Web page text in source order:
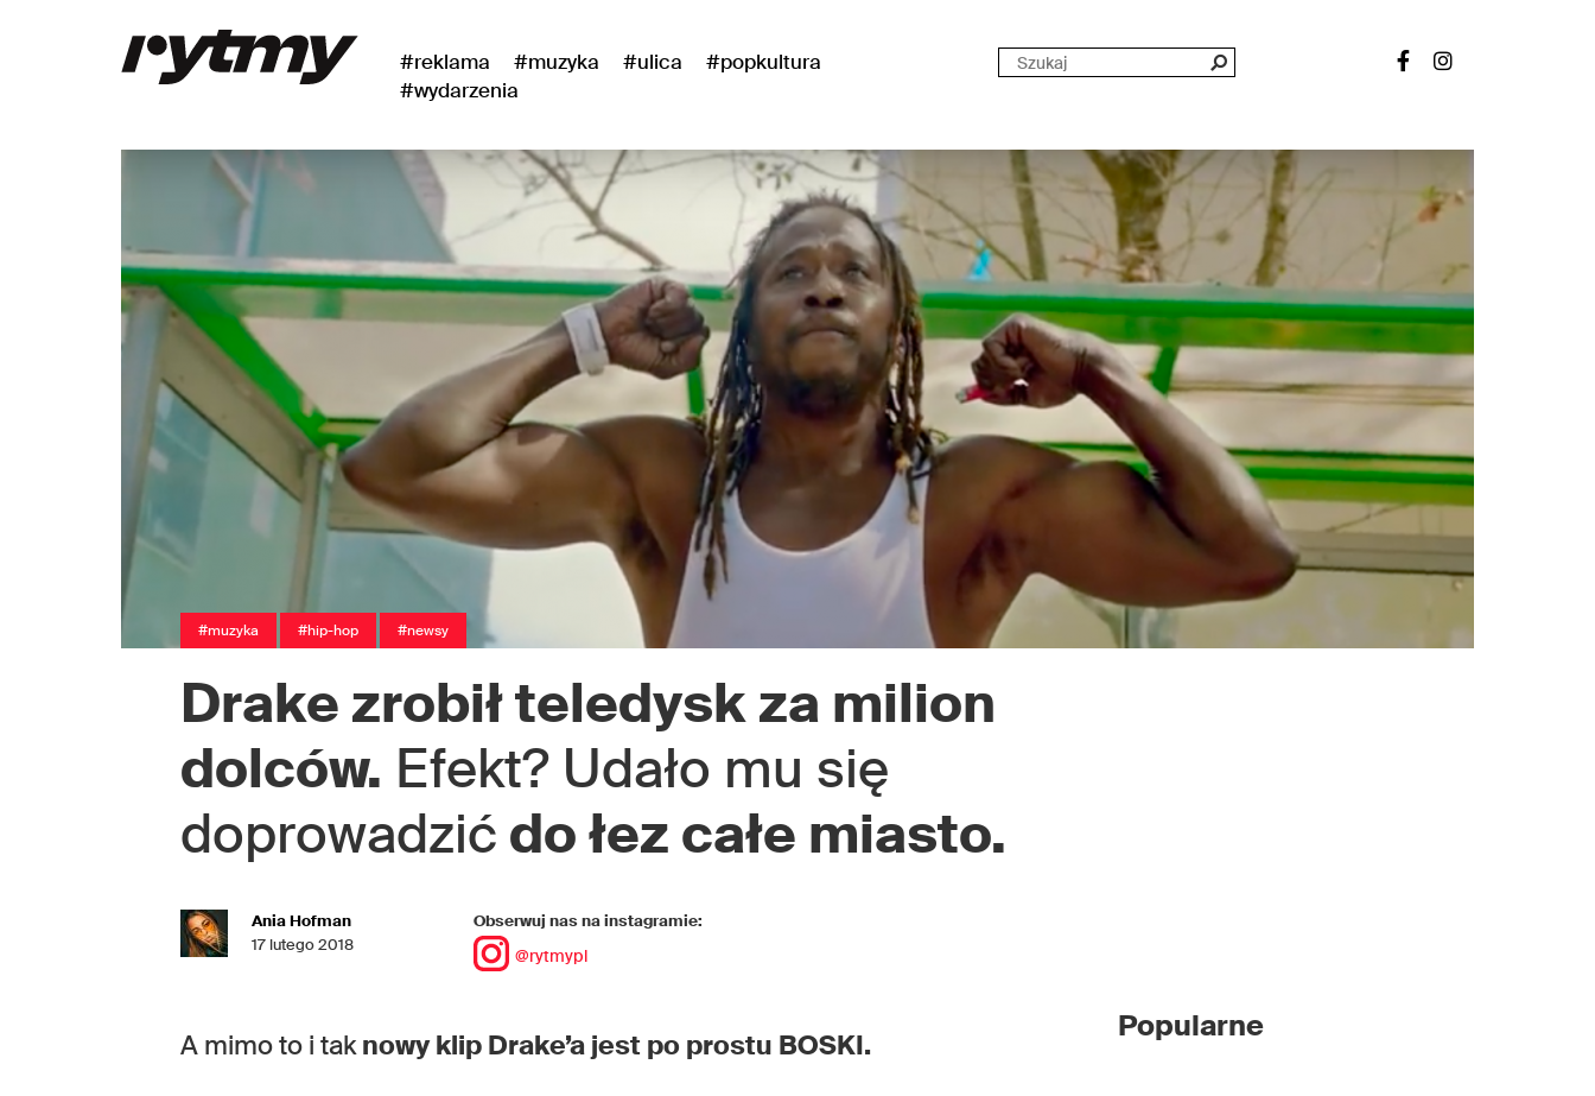
#reklama #muzyka #ulica
#popkultura
#wydarzenia
#muzyka #hip-hop #newsy
Drake zrobił teledysk za milion
dolców. Efekt? Udało mu się
doprowadzić do łez całe miasto.
Ania Hofman
17 lutego 2018
Obserwuj nas na instagramie:
@rytmypl
A mimo to i taknowy klip Drake’a jest po prostu BOSKI.
Popularne